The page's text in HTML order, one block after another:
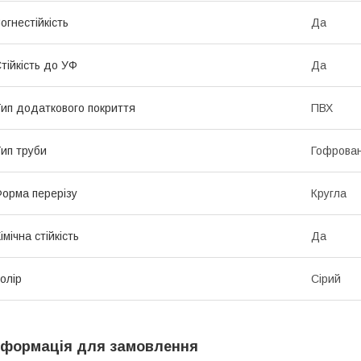
Да
до УФ Да
додаткового покриття ПВХ
труби
перерізу Кругла
стійкість Да
Сірий
для замовлення